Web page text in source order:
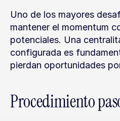
Uno de los mayores
mantener el momentum
potenciales. Una
configurada es
pierdan oportunidades
Procedimiento